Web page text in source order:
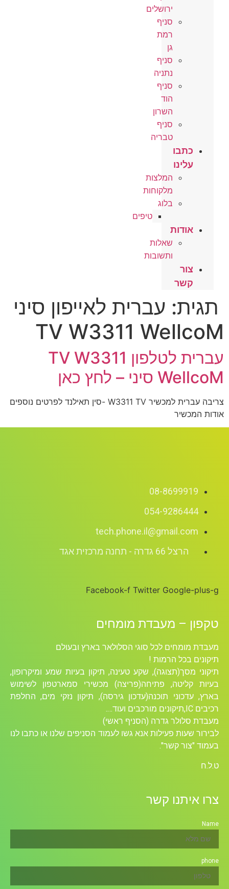
ירושלים
סניף
רמת
גן
סניף
נתניה
סניף
הוד
השרון
סניף
טבריה
כתבו
עלינו
המלצות
מלקוחות
בלוג
טיפים
אודות
שאלות
ותשובות
צור
קשר
תגית: עברית לאייפון סיני
TV W3311 WellcoM
עברית לטלפון TV W3311
WellcoM סיני – לחץ כאן
צריבה עברית למכשיר W3311 TV -סין תאילנד לפרטים נוספים
אודות המכשיר
08-8699919
054-9286444
tech.phone.il@gmail.com
הרצל 66 גדרה - תחנה מרכזית אגד
Facebook-f Twitter Google-plus-g
טקפון – מעבדת מומחים
מעבדת מומחים לכל סוגי הסלולאר בארץ ובעולם
תיקונים בכל הרמות !
תיקוני מסך(תצוגה), שקע טעינה, תיקון בעיות שמע ומיקרופון,
בעיות קליטה, פתיחה(פריצה) מכשירי סמארטפון לשימוש
בארץ, עדכוני תוכנה(עדכון גירסה), תיקון נזקי מים, החלפת
רכיבים ICׁ,תיקונים מורכבים ועוד….
מעבדת סלולר גדרה (הסניף ראשי)
לבירור שעות פעילות אנא גשו לעמוד הסניפים שלנו או כתבו לנו
בעמוד "צור קשר".
ט.ל.ח
צרו איתנו קשר
Name
phone